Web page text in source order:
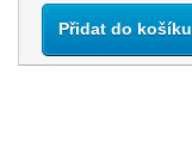
Přidat do košíku